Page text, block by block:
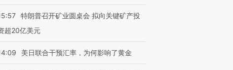
特朗普召开矿业圆桌会 拟向关键矿产投
超20亿美元
美日联合干预汇率，为何影响了黄金